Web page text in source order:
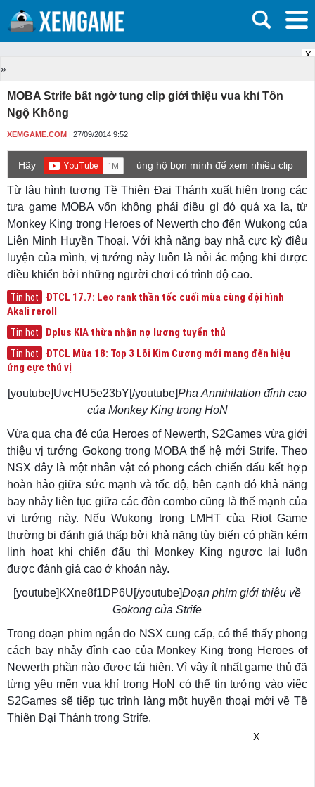
X
»
MOBA Strife bất ngờ tung clip giới thiệu vua khỉ Tôn
Ngộ Không
XEMGAME.COM | 27/09/2014 9:52
Hãy
ủng hộ bọn mình để xem nhiều clip
game mới hơn nhé!
Từ lâu hình tượng Tề Thiên Đại Thánh xuất hiện trong các
tựa game MOBA vốn không phải điều gì đó quá xa lạ, từ
Monkey King trong Heroes of Newerth cho đến Wukong của
Liên Minh Huyền Thoại. Với khả năng bay nhả cực kỳ điêu
luyện của mình, vị tướng này luôn là nỗi ác mộng khi được
điều khiển bởi những người chơi có trình độ cao.
Tin hot
ĐTCL 17.7: Leo rank thần tốc cuối mùa cùng đội hình
Akali reroll
Tin hot Dplus KIA thừa nhận nợ lương tuyển thủ
Tin hot
ĐTCL Mùa 18: Top 3 Lõi Kim Cương mới mang đến hiệu
ứng cực thú vị
[youtube]UvcHU5e23bY[/youtube]Pha Annihilation đỉnh cao
của Monkey King trong HoN
Vừa qua cha đẻ của Heroes of Newerth, S2Games vừa giới
thiệu vị tướng Gokong trong MOBA thế hệ mới Strife. Theo
NSX đây là một nhân vật có phong cách chiến đấu kết hợp
hoàn hảo giữa sức mạnh và tốc độ, bên cạnh đó khả năng
bay nhảy liên tục giữa các đòn combo cũng là thế mạnh của
vị tướng này. Nếu Wukong trong LMHT của Riot Game
thường bị đánh giá thấp bởi khả năng tùy biến có phần kém
linh hoạt khi chiến đấu thì Monkey King ngược lại luôn
được đánh giá cao ở khoản này.
[youtube]KXne8f1DP6U[/youtube]Đoạn phim giới thiệu về
Gokong của Strife
Trong đoạn phim ngắn do NSX cung cấp, có thể thấy phong
cách bay nhảy đỉnh cao của Monkey King trong Heroes of
Newerth phần nào được tái hiện. Vì vậy ít nhất game thủ đã
từng yêu mến vua khỉ trong HoN có thể tin tưởng vào việc
S2Games sẽ tiếp tục trình làng một huyền thoại mới về Tề
Thiên Đại Thánh trong Strife.
X